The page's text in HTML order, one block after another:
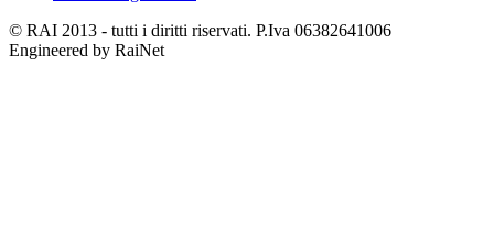
© RAI 2013 - tutti i diritti riservati. P.Iva 06382641006
Engineered by RaiNet